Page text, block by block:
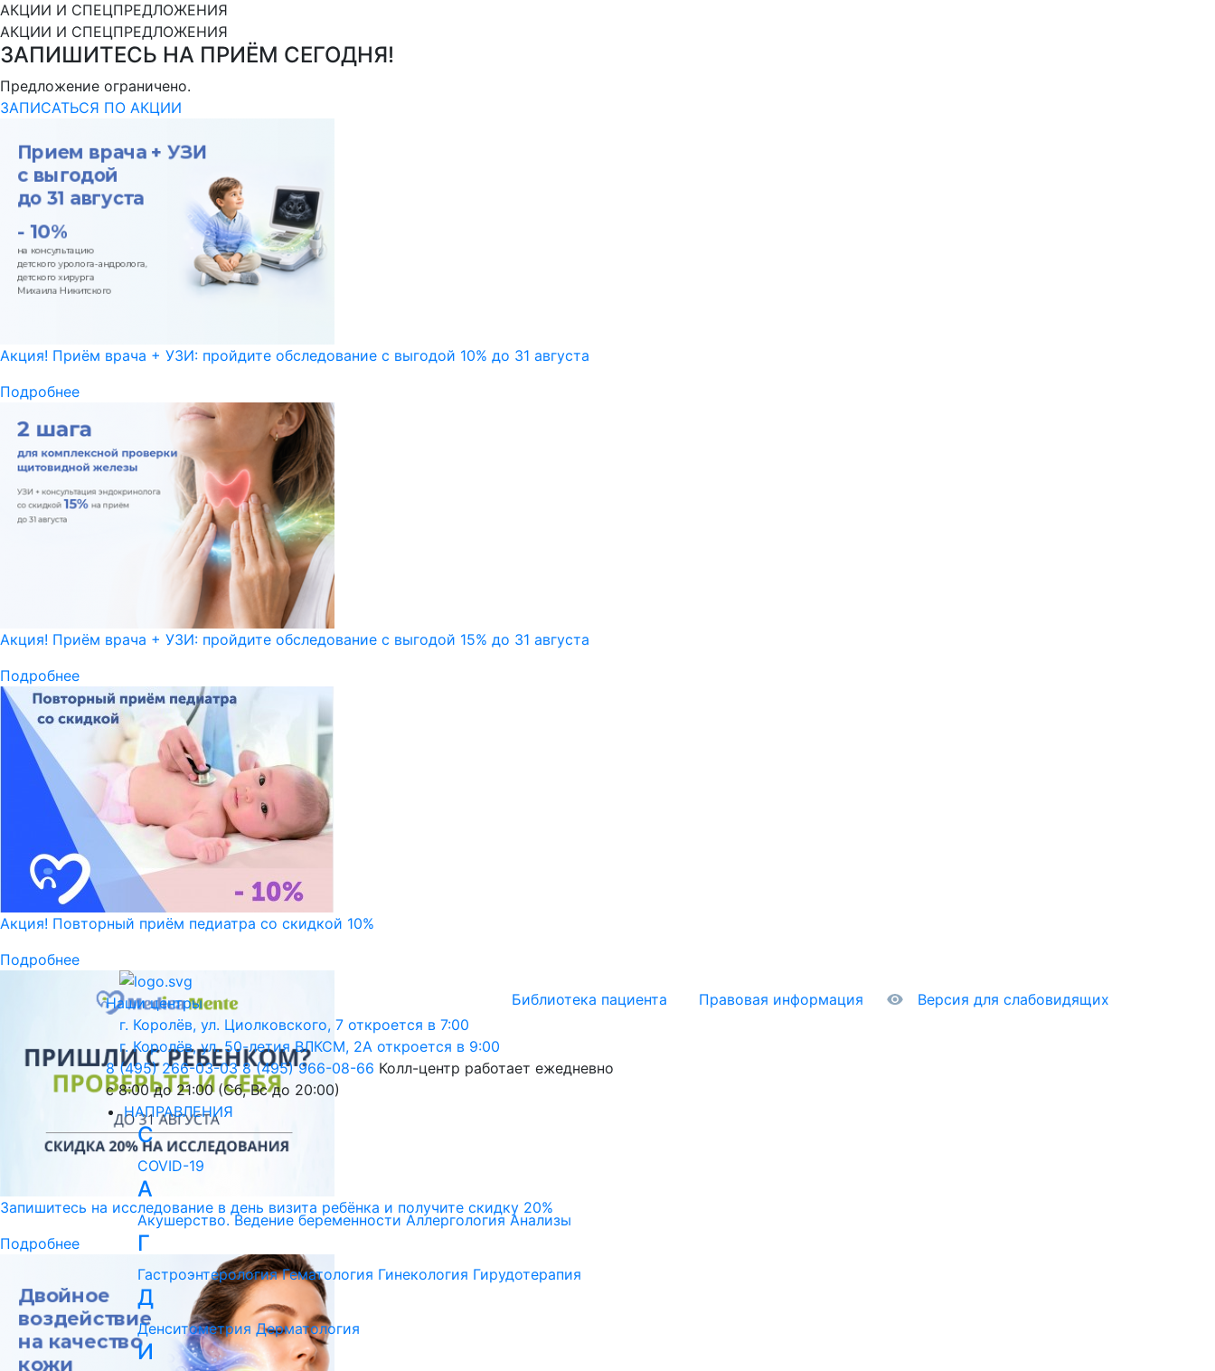
АКЦИИ И СПЕЦПРЕДЛОЖЕНИЯ
АКЦИИ И СПЕЦПРЕДЛОЖЕНИЯ
ЗАПИШИТЕСЬ НА ПРИЁМ СЕГОДНЯ!
Предложение ограничено.
ЗАПИСАТЬСЯ ПО АКЦИИ
Акция! Приём врача + УЗИ: пройдите обследование с выгодой 10% до 31 августа
Подробнее
Акция! Приём врача + УЗИ: пройдите обследование с выгодой 15% до 31 августа
Подробнее
Акция! Повторный приём педиатра со скидкой 10%
Подробнее
Запишитесь на исследование в день визита ребёнка и получите скидку 20%
Подробнее
Библиотека пациента Правовая информация Версия для слабовидящих
Наши центры
г. Королёв, ул. Циолковского, 7 откроется в 7:00
г. Королёв, ул. 50-летия ВЛКСМ, 2А откроется в 9:00
8 (495) 266-03-03 8 (495) 966-08-66 Колл-центр работает ежедневно
с 8:00 до 21:00 (Сб, Вс до 20:00)
НАПРАВЛЕНИЯ
C
COVID-19
А
Акушерство. Ведение беременности Аллергология Анализы
Г
Гастроэнтерология Гематология Гинекология Гирудотерапия
Д
Денситометрия Дерматология
И